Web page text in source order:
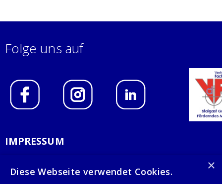
Folge uns auf
IMPRESSUM
×
Diese Webseite verwendet Cookies.